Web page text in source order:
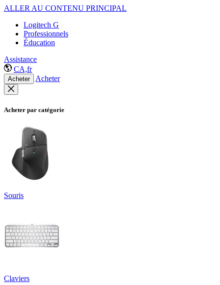
ALLER AU CONTENU PRINCIPAL
Logitech G
Professionnels
Éducation
Assistance
CA,fr
Acheter Acheter
Acheter par catégorie
Souris
Claviers